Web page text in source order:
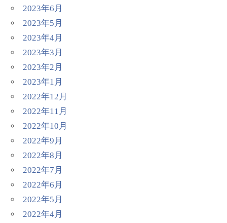
2023年6月
2023年5月
2023年4月
2023年3月
2023年2月
2023年1月
2022年12月
2022年11月
2022年10月
2022年9月
2022年8月
2022年7月
2022年6月
2022年5月
2022年4月